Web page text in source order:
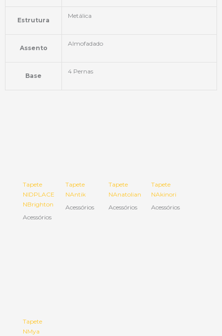
Estrutura
Metálica
Assento
Almofadado
Base
4 Pernas
Tapete
NIDPLACE
NBrighton
Acessórios
Tapete
NAntik
Acessórios
Tapete
NAnatolian
Acessórios
Tapete
NAkinori
Acessórios
Tapete
NMya